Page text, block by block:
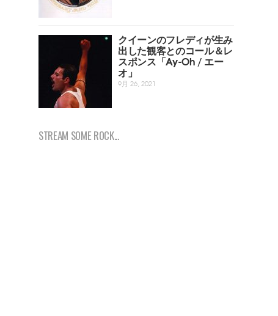
クイーンのフレディが生み
出した観客とのコール＆レ
スポンス「Ay-Oh / エー
オ」
9月 26, 2021
STREAM SOME ROCK...